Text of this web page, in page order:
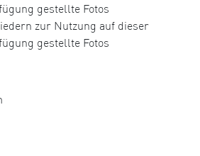
gestellte Fotos
zur Nutzung auf dieser
gestellte Fotos